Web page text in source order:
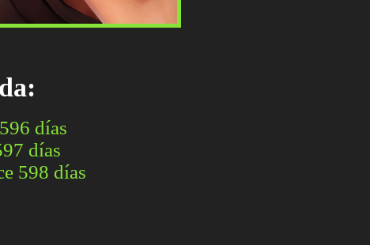
días
días
598 días